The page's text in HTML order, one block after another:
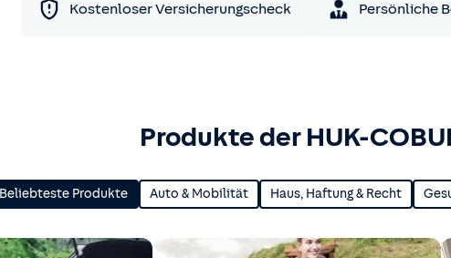
Kostenloser Versicherungscheck Persönliche
Produkte der HUK-
Beliebteste Produkte Auto & Mobilität Haus, Haftung & Recht